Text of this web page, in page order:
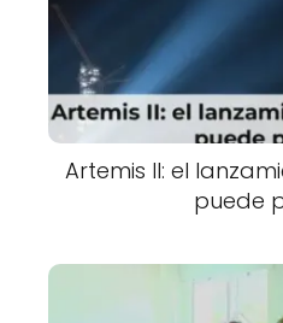
Artemis II: el
puede